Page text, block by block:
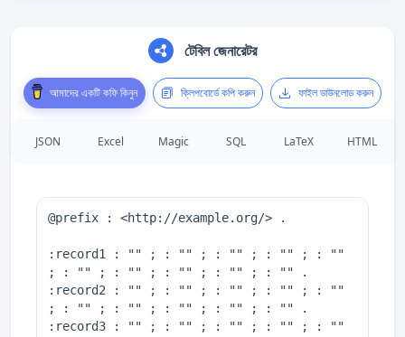
টেবিল জেনারেটর
আমাদের একটি কফি কিনুন ক্লিপবোর্ডে কপি করুন ফাইল ডাউনলোড করুন
JSON Excel Magic SQL LaTeX HTML